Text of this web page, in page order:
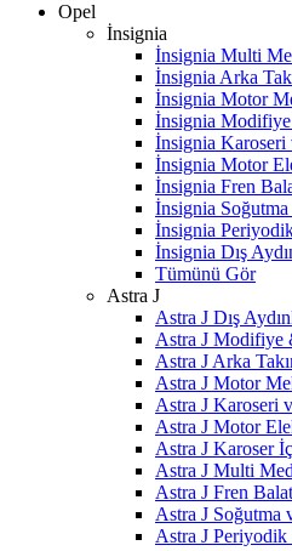
Opel
İnsignia
İnsignia Multi
İnsignia Arka
İnsignia Motor
İnsignia
İnsignia
İnsignia Motor
İnsignia Fren
İnsignia
İnsignia
İnsignia Dış
Tümünü Gör
Astra J
Astra J Dış
Astra J Modifiye
Astra J Arka
Astra J Motor
Astra J Karoseri
Astra J Motor
Astra J Karoser
Astra J Multi
Astra J Fren
Astra J Soğutma
Astra J Periyodik